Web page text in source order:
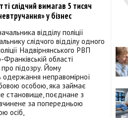
слідчий вимагав 5 тисяч
у бізнес
відділу поліції
слідчого відділу одного
Надвірнянського РВП
області
підозру. Йому
одержання неправомірної
особою, яка займає
становище, поєднане з
за попередньою
осіб,